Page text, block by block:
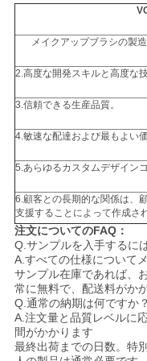
メイクアップブラシの製
2.高度な開発スキルと高度な技
3.信頼できる生産品質。
4.敏速な配達および最もよい価
5.あらゆるカスタムデザイン
6.顧客との長期的な関係は、
支援することによって作成さ
注文についてのFAQ：
Q.サンプルを入手するに
A.すべての仕様について
サンプル在庫であれば、
常に無料で、配送料がか
Q.通常の納期は何ですか？
A.注文量と品質レベルに
間がかかります
最終出荷までの日数。特